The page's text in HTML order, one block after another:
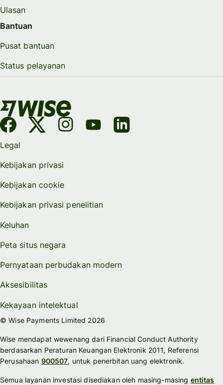
Ulasan
Bantuan
Pusat bantuan
Status pelayanan
Legal
Kebijakan privasi
Kebijakan cookie
Kebijakan privasi penelitian
Keluhan
Peta situs negara
Pernyataan perbudakan modern
Aksesibilitas
Kekayaan intelektual
© Wise Payments Limited 2026
Wise mendapat wewenang dari Financial Conduct Authority
berdasarkan Peraturan Keuangan Elektronik 2011, Referensi
Perusahaan 900507, untuk penerbitan uang elektronik.
Semua layanan investasi disediakan oleh masing-masing entitas